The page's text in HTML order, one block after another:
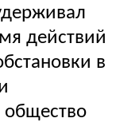
действий
в
общество